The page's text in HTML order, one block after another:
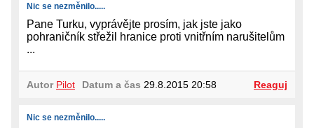
Nic se nezměnilo.....
Pane Turku, vyprávějte prosím, jak jste jako
pohraničník střežil hranice proti vnitřním narušitelům
...
Autor Pilot Datum a čas 29.8.2015 20:58 Reaguj
Nic se nezměnilo.....